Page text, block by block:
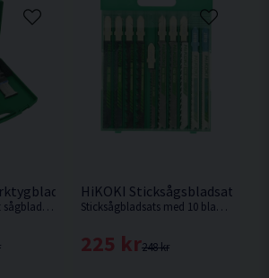
Set 6st Starlock
Set bestående av 6st sågblad. 2st MSW32PCJ för trä. 2st MSD32PBC för trä+metall och 2st MSM32PB för metall.
HiKOKI Sticksågsbladsats
Sticksågbladsats med 10 blad som levereras i praktisk plastkassett.
248 kr
225 kr